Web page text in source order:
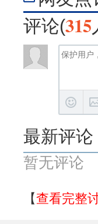
评论(315
最新评论
暂无评论
【查看完整